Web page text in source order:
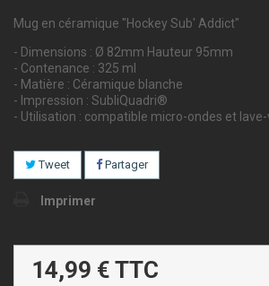
Mug en céramique "Hockey Sub' Addict"
- Dimensions : Ø 82mm Hauteur 95mm
- Contenance : 325 ml
- Matière : Céramique blanche
- Impression : SubliQuadri®
- Utilisation : compatible micro-ondes et
Tweet Partager
Imprimer
14,99 € TTC